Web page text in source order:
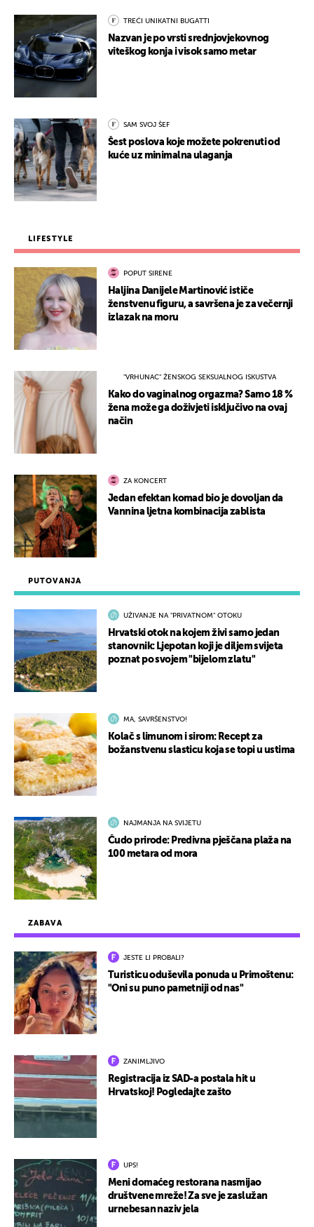
ZABAVA
JESTE LI PROBALI?
Turisticu oduševila ponuda u Primoštenu:
"Oni su puno pametniji od nas"
ZANIMLJIVO
Registracija iz SAD-a postala hit u
Hrvatskoj! Pogledajte zašto
UPS!
Meni domaćeg restorana nasmijao
društvene mreže! Za sve je zaslužan
urnebesan naziv jela
PUTOVANJA
UŽIVANJE NA "PRIVATNOM" OTOKU
Hrvatski otok na kojem živi samo jedan
stanovnik: Ljepotan koji je diljem svijeta
poznat po svojem "bijelom zlatu"
MA, SAVRŠENSTVO!
Kolač s limunom i sirom: Recept za
božanstvenu slasticu koja se topi u ustima
NAJMANJA NA SVIJETU
Čudo prirode: Predivna pješčana plaža na
100 metara od mora
TREĆI UNIKATNI BUGATTI
Nazvan je po vrsti srednjovjekovnog
viteškog konja i visok samo metar
SAM SVOJ ŠEF
Šest poslova koje možete pokrenuti od
kuće uz minimalna ulaganja
LIFESTYLE
POPUT SIRENE
Haljina Danijele Martinović ističe
ženstvenu figuru, a savršena je za večernji
izlazak na moru
"VRHUNAC" ŽENSKOG SEKSUALNOG ISKUSTVA
Kako do vaginalnog orgazma? Samo 18 %
žena može ga doživjeti isključivo na ovaj
način
ZA KONCERT
Jedan efektan komad bio je dovoljan da
Vannina ljetna kombinacija zablista